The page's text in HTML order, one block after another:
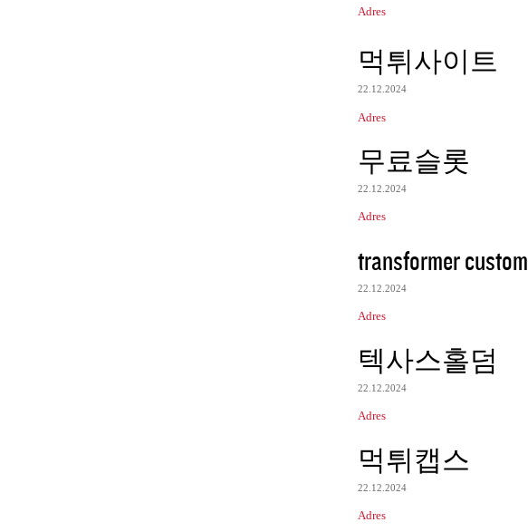
Adres
먹튀사이트
22.12.2024
Adres
무료슬롯
22.12.2024
Adres
transformer custom
22.12.2024
Adres
텍사스홀덤
22.12.2024
Adres
먹튀캡스
22.12.2024
Adres